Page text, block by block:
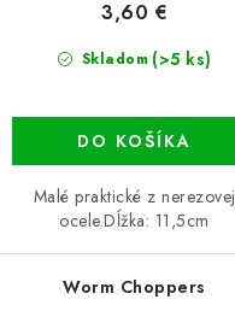
Skladom (>5 ks)
3,60 €
DO KOŠÍKA
Malé praktické z nerezovej
ocele.Dĺžka: 11,5cm
Worm Choppers